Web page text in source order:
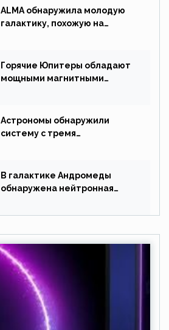
ALMA обнаружила молодую
галактику, похожую на
Горячие Юпитеры обладают
мощными магнитными
Астрономы обнаружили
систему с тремя
В галактике Андромеды
обнаружена нейтронная